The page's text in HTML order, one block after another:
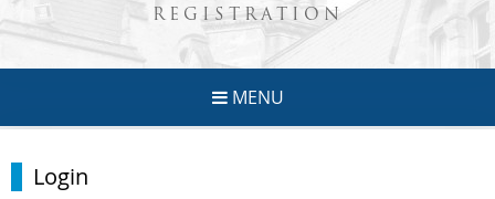
REGISTRATION
MENU
Login